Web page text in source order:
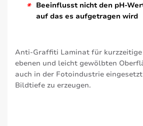
*
Beeinflusst nicht den pH-
auf das es aufgetragen wird
Anti-Graffiti Laminat für
ebenen und leicht gewölbten
auch in der Fotoindustrie
Bildtiefe zu erzeugen.